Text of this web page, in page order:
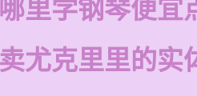
里学钢琴便宜
尤克里里的实